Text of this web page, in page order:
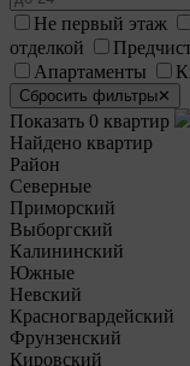
Не первый этаж
отделкой
Апартаменты
Сбросить фильтры✕
Показать 0 квартир
Найдено квартир
.
Район
Северные
Приморский
Выборгский
Калининский
Южные
Невский
Красногвардейский
Фрунзенский
Кировский